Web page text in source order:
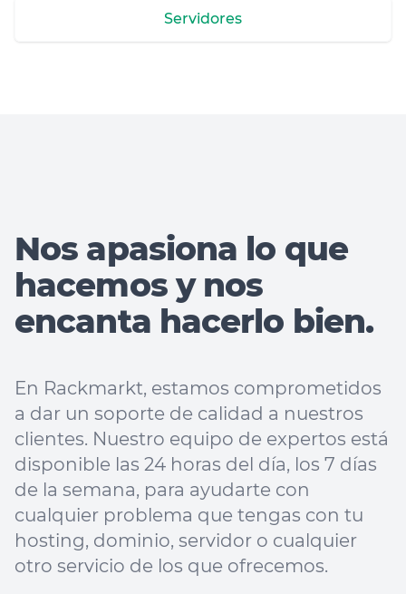
Servidores
Nos apasiona lo que
hacemos y nos
encanta hacerlo bien.
En Rackmarkt, estamos comprometidos
a dar un soporte de calidad a nuestros
clientes. Nuestro equipo de expertos está
disponible las 24 horas del día, los 7 días
de la semana, para ayudarte con
cualquier problema que tengas con tu
hosting, dominio, servidor o cualquier
otro servicio de los que ofrecemos.